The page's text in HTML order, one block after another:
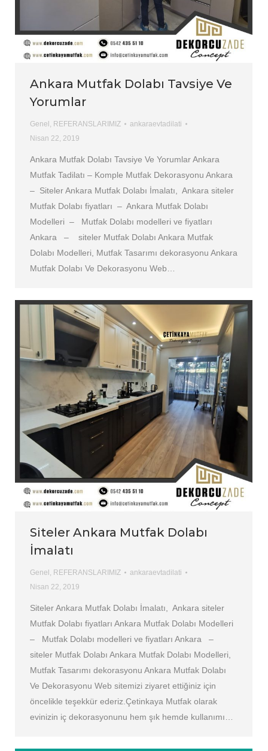
Ankara Mutfak Dolabı Tavsiye Ve
Yorumlar
Genel REFERANSLARIMIZ
ankaraevtadilati
Nisan 22, 2019
Ankara Mutfak Dolabı Tavsiye Ve Yorumlar Ankara
Mutfak Tadilatı – Komple Mutfak Dekorasyonu Ankara
– Siteler Ankara Mutfak Dolabı İmalatı, Ankara siteler
Mutfak Dolabı fiyatları – Ankara Mutfak Dolabı
Modelleri – Mutfak Dolabı modelleri ve fiyatları
Ankara – siteler Mutfak Dolabı Ankara Mutfak
Dolabı Modelleri, Mutfak Tasarımı dekorasyonu Ankara
Mutfak Dolabı Ve Dekorasyonu Web…
Siteler Ankara Mutfak Dolabı
İmalatı
Genel REFERANSLARIMIZ
ankaraevtadilati
Nisan 22, 2019
Siteler Ankara Mutfak Dolabı İmalatı, Ankara siteler
Mutfak Dolabı fiyatları Ankara Mutfak Dolabı Modelleri
– Mutfak Dolabı modelleri ve fiyatları Ankara –
siteler Mutfak Dolabı Ankara Mutfak Dolabı Modelleri,
Mutfak Tasarımı dekorasyonu Ankara Mutfak Dolabı
Ve Dekorasyonu Web sitemizi ziyaret ettiğiniz için
öncelikle teşekkür ederiz.Çetinkaya Mutfak olarak
evinizin iç dekorasyonunu hem şık hemde kullanımı…